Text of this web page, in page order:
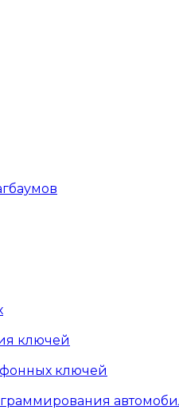
ключей
ключей